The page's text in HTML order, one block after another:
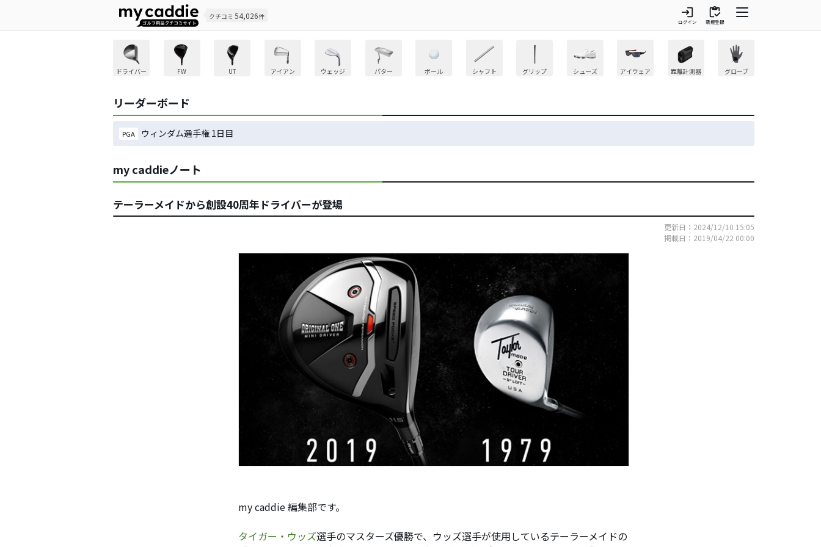
クチコミ 54,026件 login
ログイン
inventory
新規登録
ドライバー FW UT アイアン ウェッジ パター ボール シャフト グリップ シューズ アイウェア 距離計測器 グローブ
リーダーボード
PGA ウィンダム選手権 1日目
my caddieノート
テーラーメイドから創設40周年ドライバーが登場
更新日：2024/12/10 15:05
掲載日：2019/04/22 00:00
my caddie 編集部です。
タイガー・ウッズ選手のマスターズ優勝で、ウッズ選手が使用しているテーラーメイドの